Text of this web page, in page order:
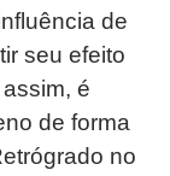
de
seu efeito
é
de forma
no